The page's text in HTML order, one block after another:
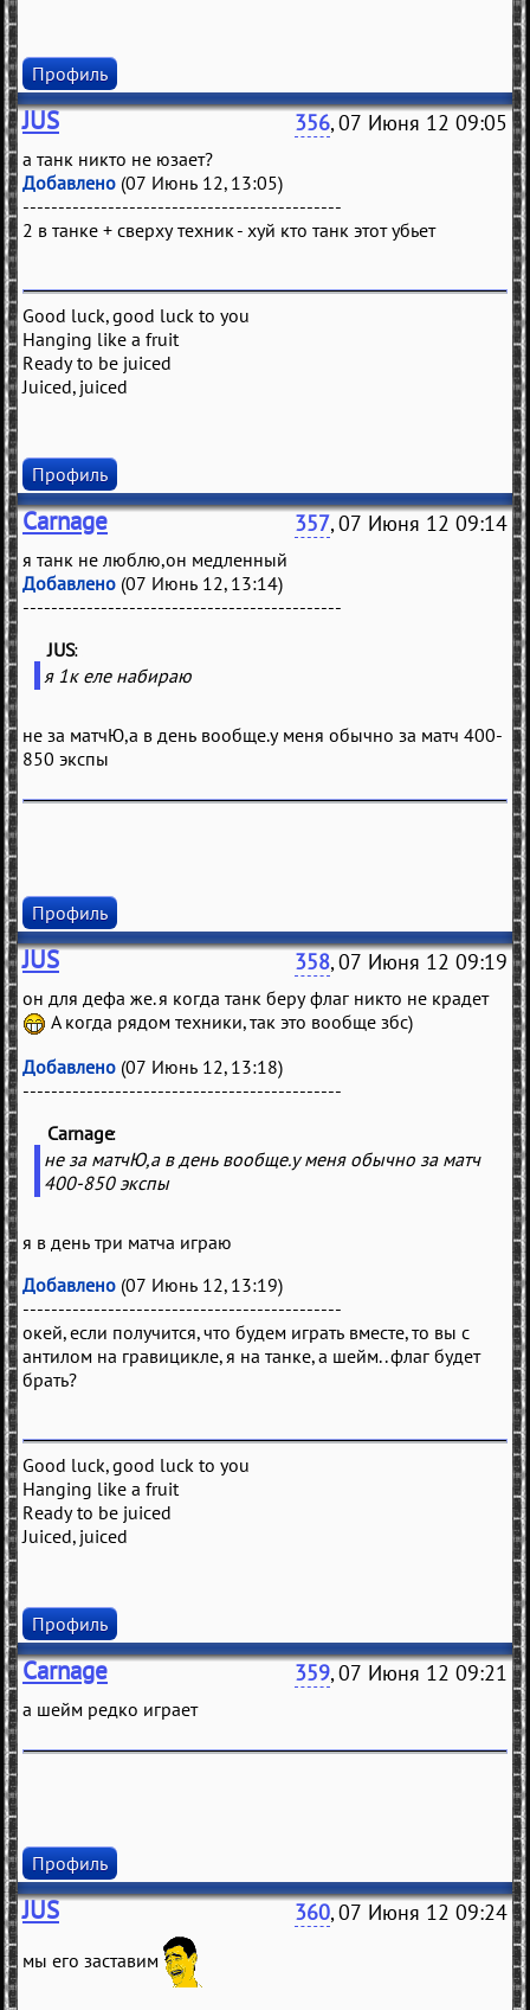
Профиль
JUS 356, 07 Июня 12 09:05
а танк никто не юзает?
Добавлено (07 Июнь 12, 13:05)
---------------------------------------------
2 в танке + сверху техник - хуй кто танк этот убьет
Good luck, good luck to you
Hanging like a fruit
Ready to be juiced
Juiced, juiced
Профиль
Carnage 357, 07 Июня 12 09:14
я танк не люблю,он медленный
Добавлено (07 Июнь 12, 13:14)
---------------------------------------------
(JUS
я 1к еле набираю
не за матчЮ,а в день вообще.у меня обычно за матч 400-
850 экспы
Профиль
JUS 358, 07 Июня 12 09:19
он для дефа же. я когда танк беру флаг никто не крадет
А когда рядом техники, так это вообще збс)
Добавлено (07 Июнь 12, 13:18)
---------------------------------------------
Carnage
не за матчЮ,а в день вообще.у меня обычно за матч
400-850 экспы
я в день три матча играю
Добавлено (07 Июнь 12, 13:19)
---------------------------------------------
окей, если получится, что будем играть вместе, то вы с
антилом на гравицикле, я на танке, а шейм.. флаг будет
брать?
Good luck, good luck to you
Hanging like a fruit
Ready to be juiced
Juiced, juiced
Профиль
Carnage 359, 07 Июня 12 09:21
а шейм редко играет
Профиль
JUS 360, 07 Июня 12 09:24
мы его заставим